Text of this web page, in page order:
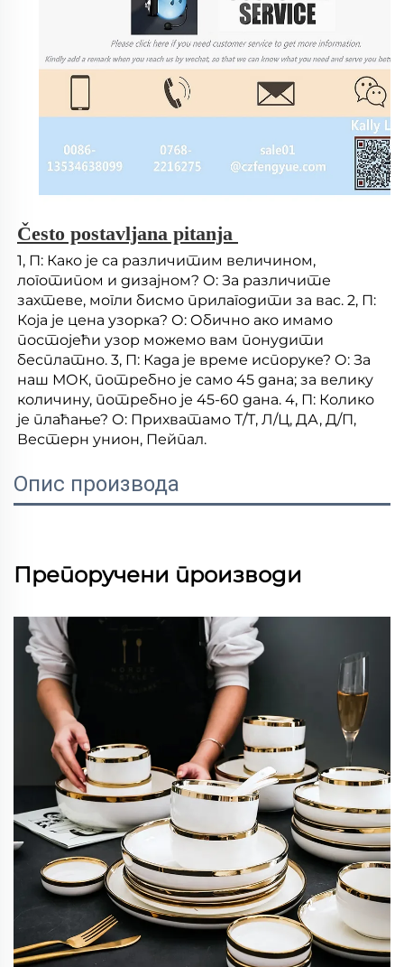
Često postavljana pitanja
1, П: Како је са различитим величином,
логотипом и дизајном? О: За различите
захтеве, могли бисмо прилагодити за вас. 2, П:
Која је цена узорка? О: Обично ако имамо
постојећи узор можемо вам понудити
бесплатно. 3, П: Када је време испоруке? О: За
наш МОК, потребно је само 45 дана; за велику
количину, потребно је 45-60 дана. 4, П: Колико
је плаћање? О: Прихватамо Т/Т, Л/Ц, ДА, Д/П,
Вестерн унион, Пейпал.
Опис производа
Препоручени производи